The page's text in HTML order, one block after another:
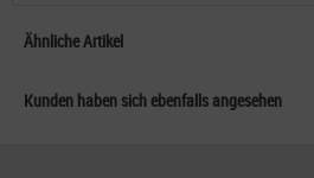
Ähnliche Artikel
Kunden haben sich ebenfalls angesehen